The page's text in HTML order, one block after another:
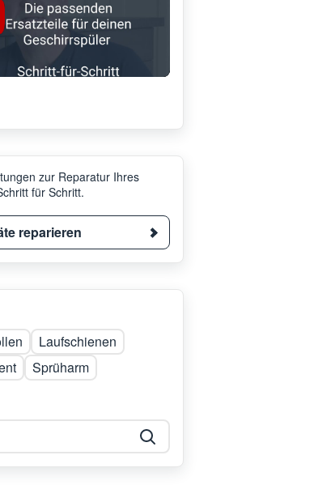
zur Reparatur Ihres
für Schritt.
reparieren
Laufschienen
Sprüharm